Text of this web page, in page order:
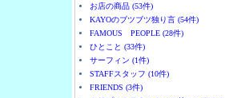
お店の商品 (53件)
KAYOのブツブツ独り言 (54件)
FAMOUS PEOPLE (28件)
ひとこと (33件)
サーフィン (1件)
STAFFスタッフ (10件)
FRIENDS (3件)